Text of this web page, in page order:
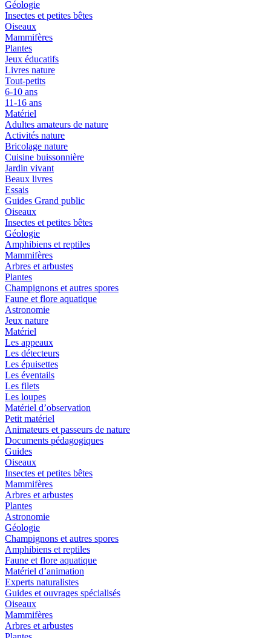
Géologie
Insectes et petites bêtes
Oiseaux
Mammifères
Plantes
Jeux éducatifs
Livres nature
Tout-petits
6-10 ans
11-16 ans
Matériel
Adultes amateurs de nature
Activités nature
Bricolage nature
Cuisine buissonnière
Jardin vivant
Beaux livres
Essais
Guides Grand public
Oiseaux
Insectes et petites bêtes
Géologie
Amphibiens et reptiles
Mammifères
Arbres et arbustes
Plantes
Champignons et autres spores
Faune et flore aquatique
Astronomie
Jeux nature
Matériel
Les appeaux
Les détecteurs
Les épuisettes
Les éventails
Les filets
Les loupes
Matériel d’observation
Petit matériel
Animateurs et passeurs de nature
Documents pédagogiques
Guides
Oiseaux
Insectes et petites bêtes
Mammifères
Arbres et arbustes
Plantes
Astronomie
Géologie
Champignons et autres spores
Amphibiens et reptiles
Faune et flore aquatique
Matériel d’animation
Experts naturalistes
Guides et ouvrages spécialisés
Oiseaux
Mammifères
Arbres et arbustes